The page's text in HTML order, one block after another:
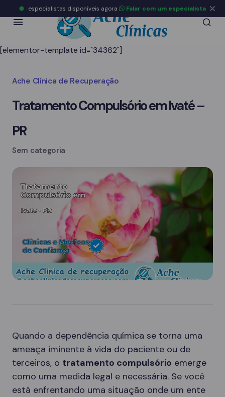
[elementor-template id="34362"]
Ache Clínica de Recuperação
Tratamento Compulsório em Ivaté –
PR
Sem categoria
Quando a dependência química se torna uma
ameaça iminente à vida do paciente ou de
terceiros, o tratamento compulsório emerge
como uma medida legal e necessária. Se você
está enfrentando uma situação onde um ente
especialistas disponíveis agora Falar com um especialista